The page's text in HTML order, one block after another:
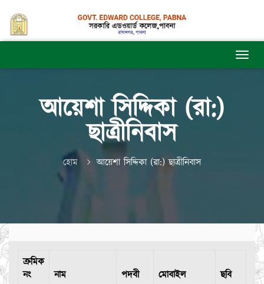
আয়েশা সিদ্দিকা (রা:)
ছাত্রীনিবাস
হোম আয়েশা সিদ্দিকা (রা:) ছাত্রীনিবাস
ক্রমিক
নং
নাম পদবী মোবাইল ছবি